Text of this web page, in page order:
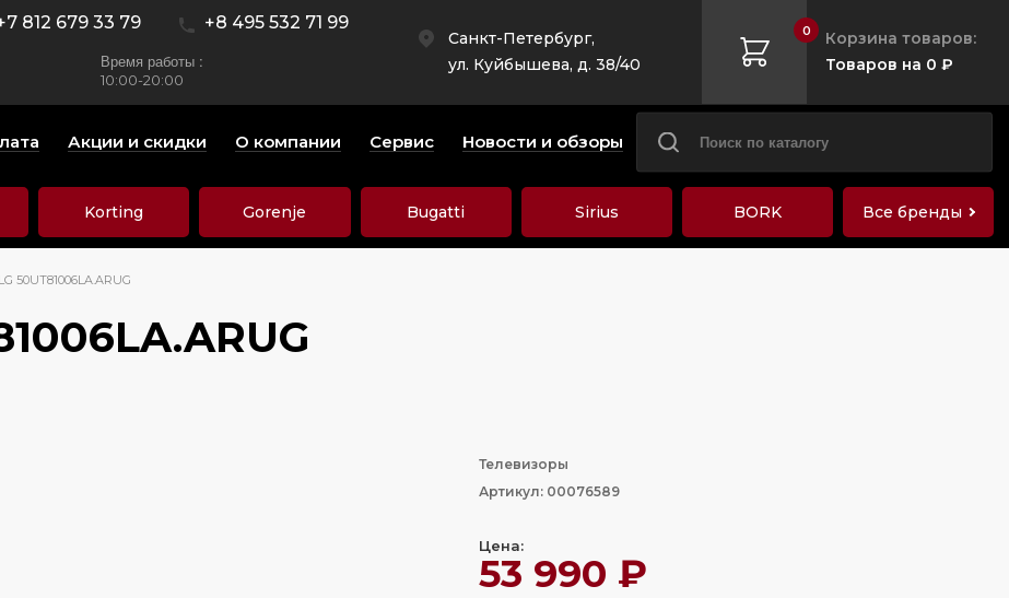
812 679 33 79 +8 495 532 71 99
Время работы :
10:00-20:00
Санкт-Петербург,
ул. Куйбышева, д. 38/40
0
Корзина товаров:
Товаров на 0 ₽
Акции и скидки О компании Сервис Новости и обзоры
Korting Gorenje Bugatti Sirius BORK Все бренды
50UT81006LA.ARUG
Телевизоры
Артикул: 00076589
Цена:
53 990 ₽